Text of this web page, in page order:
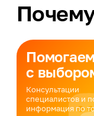
Помогаем
с
Консультации
специалистов и
информация по